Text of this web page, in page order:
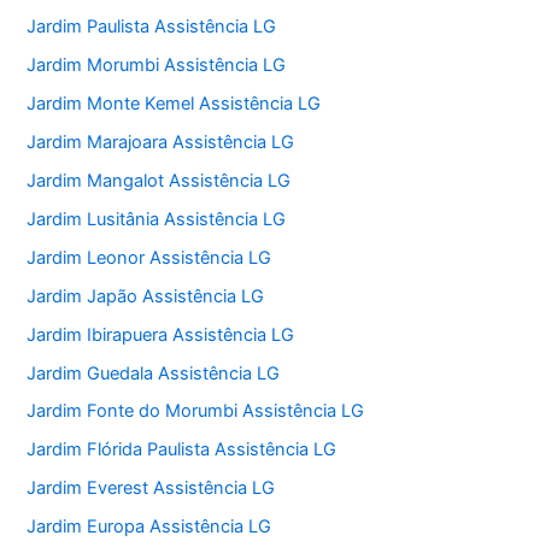
Jardim Paulista Assistência LG
Jardim Morumbi Assistência LG
Jardim Monte Kemel Assistência LG
Jardim Marajoara Assistência LG
Jardim Mangalot Assistência LG
Jardim Lusitânia Assistência LG
Jardim Leonor Assistência LG
Jardim Japão Assistência LG
Jardim Ibirapuera Assistência LG
Jardim Guedala Assistência LG
Jardim Fonte do Morumbi Assistência LG
Jardim Flórida Paulista Assistência LG
Jardim Everest Assistência LG
Jardim Europa Assistência LG